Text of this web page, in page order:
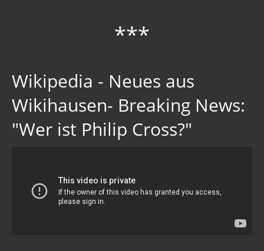
***
Wikipedia - Neues aus
Wikihausen- Breaking News:
"Wer ist Philip Cross?"